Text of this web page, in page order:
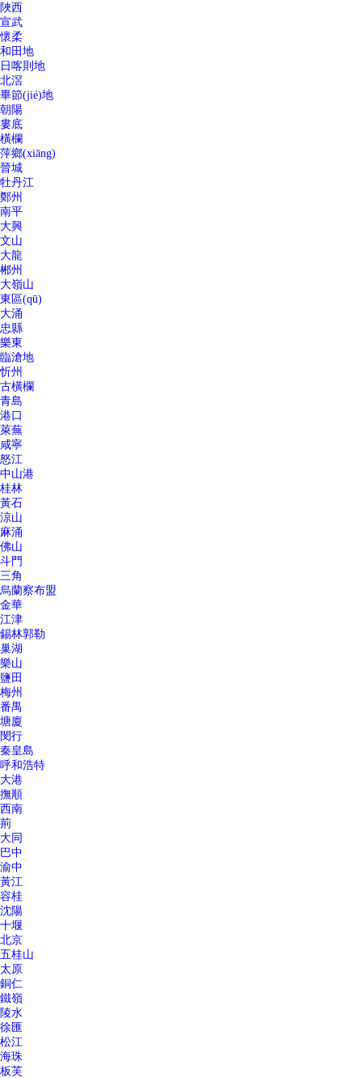
陜西
宣武
懷柔
和田地
日喀則地
北滘
畢節(jié)地
朝陽
婁底
橫欄
萍鄉(xiāng)
晉城
牡丹江
鄭州
南平
大興
文山
大龍
郴州
大嶺山
東區(qū)
大涌
忠縣
樂東
臨滄地
忻州
古橫欄
青島
港口
萊蕪
咸寧
怒江
中山港
桂林
黃石
涼山
麻涌
佛山
斗門
三角
烏蘭察布盟
金華
江津
錫林郭勒
巢湖
樂山
鹽田
梅州
番禺
塘廈
閔行
秦皇島
呼和浩特
大港
撫順
西南
荊
大同
巴中
渝中
黃江
容桂
沈陽
十堰
北京
五桂山
太原
銅仁
鐵嶺
陵水
徐匯
松江
海珠
板芙